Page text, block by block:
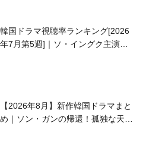
韓国ドラマ視聴率ランキング[2026
年7月第5週]｜ソ・イングク主演の
【2026年8月】新作韓国ドラマまと
め｜ソン・ガンの帰還！孤独な天才